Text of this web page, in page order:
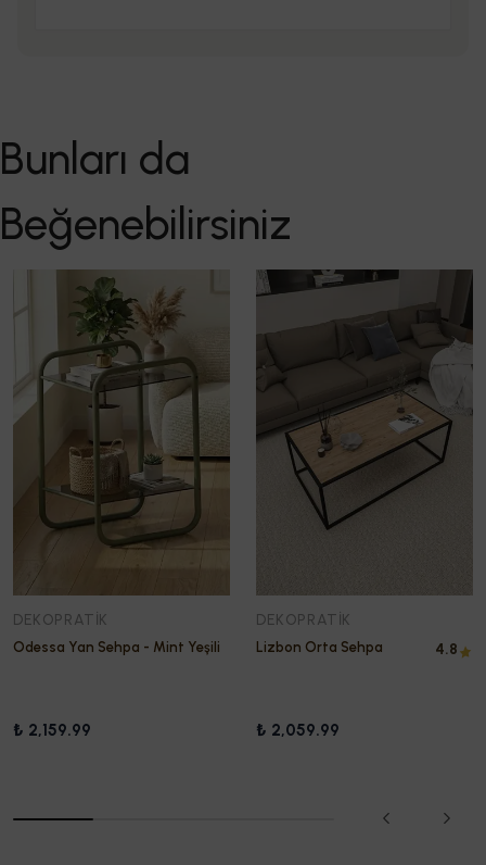
Bunları da
Beğenebilirsiniz
DEKOPRATIK
Odessa Yan Sehpa - Mint Yeşili
₺ 2,159.99
DEKOPRATIK
Lizbon Orta Sehpa
₺ 2,059.99
4.8